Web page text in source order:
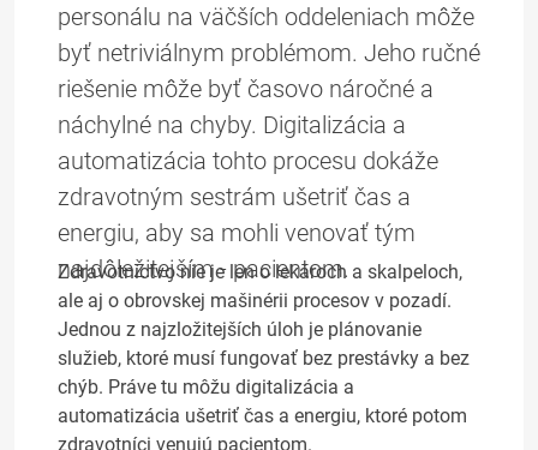
personálu na väčších oddeleniach môže
byť netriviálnym problémom. Jeho ručné
riešenie môže byť časovo náročné a
náchylné na chyby. Digitalizácia a
automatizácia tohto procesu dokáže
zdravotným sestrám ušetriť čas a
energiu, aby sa mohli venovať tým
najdôležitejším - pacientom.
Zdravotníctvo nie je len o lekároch a skalpeloch,
ale aj o obrovskej mašinérii procesov v pozadí.
Jednou z najzložitejších úloh je plánovanie
služieb, ktoré musí fungovať bez prestávky a bez
chýb. Práve tu môžu digitalizácia a
automatizácia ušetriť čas a energiu, ktoré potom
zdravotníci venujú pacientom.